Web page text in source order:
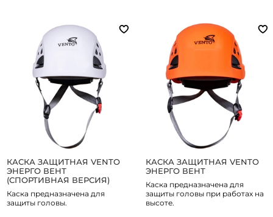
КАСКА ЗАЩИТНАЯ VENTO
ЭНЕРГО ВЕНТ
(СПОРТИВНАЯ ВЕРСИЯ)
Каска предназначена для
защиты головы.
КАСКА ЗАЩИТНАЯ VENTO
ЭНЕРГО ВЕНТ
Каска предназначена для
защиты головы при работах на
высоте.